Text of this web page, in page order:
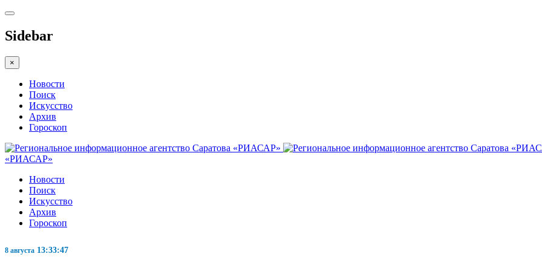
Sidebar
×
Новости
Поиск
Искусство
Архив
Гороскоп
«РИАСАР»
Новости
Поиск
Искусство
Архив
Гороскоп
8 августа 13:33:48